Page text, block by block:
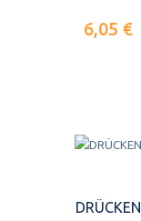
6,05 €
DRÜCKEN